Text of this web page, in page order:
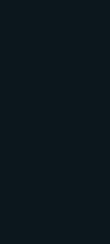
die Weser bestehenden
Verhandlungen der
einer gemeinschaftlichen
der Mehrzal der Ufer-
ausgesprochen worden,
in allen Uferstaaten zur
verständigen
der Festsetzung eines
wie sie die Akte von
61. und 62. erwähnten
in Abrede gestellt
Regierungen mit
Verständigung nich ohne
geltenden
es nicht für angemessen
gesetgebenden Gewalten
zu nehmen, ihre
geglaubt. Gegewärtig
mehr entscheidend sein,
Französischen
Regierungen nach den
die neue
zur
es also eines besonderen